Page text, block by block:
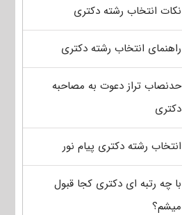
نکات انتخاب رشته دکتری
راهنمای انتخاب رشته دکتری
حدنصاب تراز دعوت به مصاحبه
دکتری
انتخاب رشته دکتری پیام نور
با چه رتبه ای دکتری کجا قبول
میشم؟